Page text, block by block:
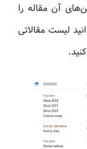
آن مقاله را
لیست مقالاتی